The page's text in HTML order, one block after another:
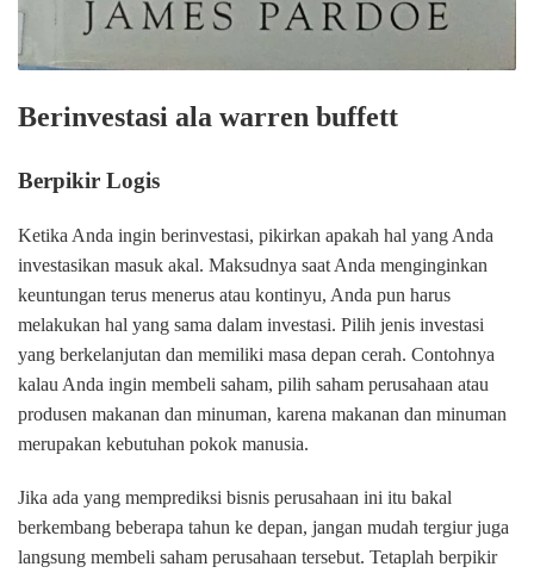
Berinvestasi ala warren buffett
Berpikir Logis
Ketika Anda ingin berinvestasi, pikirkan apakah hal yang Anda
investasikan masuk akal. Maksudnya saat Anda menginginkan
keuntungan terus menerus atau kontinyu, Anda pun harus
melakukan hal yang sama dalam investasi. Pilih jenis investasi
yang berkelanjutan dan memiliki masa depan cerah. Contohnya
kalau Anda ingin membeli saham, pilih saham perusahaan atau
produsen makanan dan minuman, karena makanan dan minuman
merupakan kebutuhan pokok manusia.
Jika ada yang memprediksi bisnis perusahaan ini itu bakal
berkembang beberapa tahun ke depan, jangan mudah tergiur juga
langsung membeli saham perusahaan tersebut. Tetaplah berpikir